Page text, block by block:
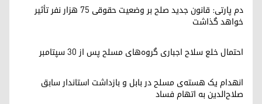
دم پارتی: قانون جدید صلح بر وضعیت حقوقی ۷۵ هزار نفر تأثیر
خواهد گذاشت
احتمال خلع سلاح اجباری گروه‌های مسلح پس از ۳۰ سپتامبر
انهدام یک هسته‌ی مسلح در بابل و بازداشت استاندار سابق
صلاح‌الدین به اتهام فساد